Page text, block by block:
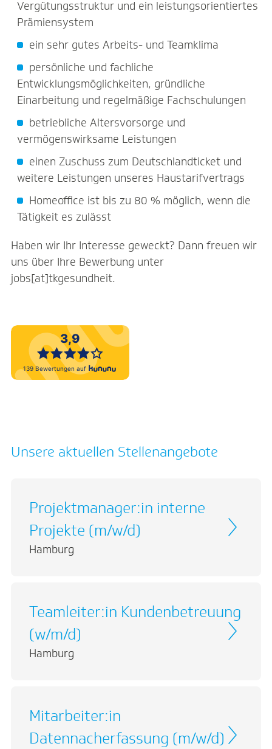
Vergütungsstruktur und ein leistungsorientiertes
Prämiensystem
ein sehr gutes Arbeits- und Teamklima
persönliche und fachliche
Entwicklungsmöglichkeiten, gründliche
Einarbeitung und regelmäßige Fachschulungen
betriebliche Altersvorsorge und
vermögenswirksame Leistungen
einen Zuschuss zum Deutschlandticket und
weitere Leistungen unseres Haustarifvertrags
Homeoffice ist bis zu 80 % möglich, wenn die
Tätigkeit es zulässt
Haben wir Ihr Interesse geweckt? Dann freuen wir
uns über Ihre Bewerbung unter
jobs[at]tkgesundheit.
Unsere aktuellen Stellenangebote
Projektmanager:in interne
Projekte (m/w/d)
Hamburg
Teamleiter:in Kundenbetreuung
(w/m/d)
Hamburg
Mitarbeiter:in
Datennacherfassung (m/w/d)